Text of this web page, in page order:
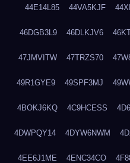
44E14L85 44VA5KJF
46DGB3L9 46DLKJV6
47JMVITW 47TRZS70
49R1GYE9 49SPF3MJ
4BOKJ6KQ 4C9HCESS
4DWPQY14 4DYW6NWM
4EE6J1ME 4ENC34CO